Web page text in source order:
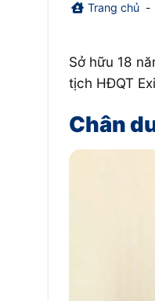
Trang chủ -
Sở hữu 18
tịch HĐQT
Chân